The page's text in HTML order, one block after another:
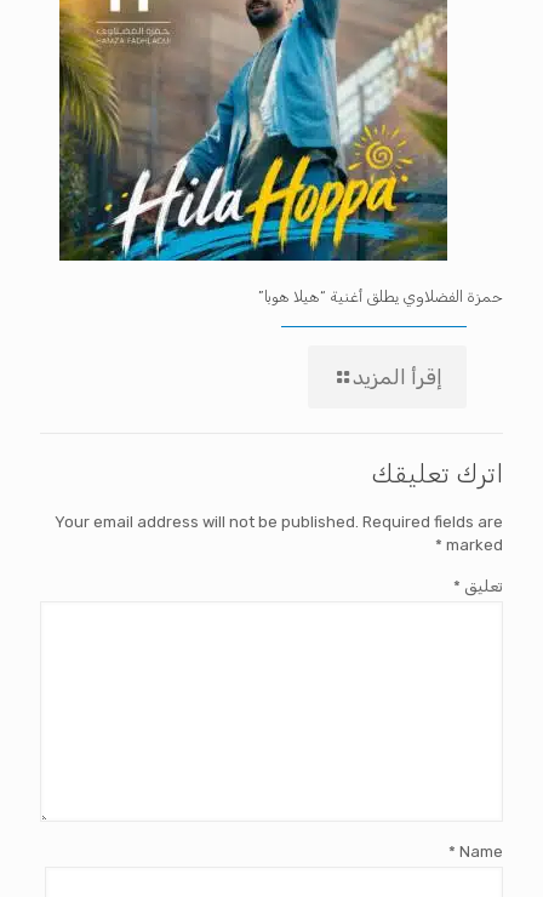
حمزة الفضلاوي يطلق أغنية “هيلا هوبا”
إقرأ المزيد
اترك تعليقك
Your email address will not be published. Required fields are
marked
*
تعليق *
Name
*